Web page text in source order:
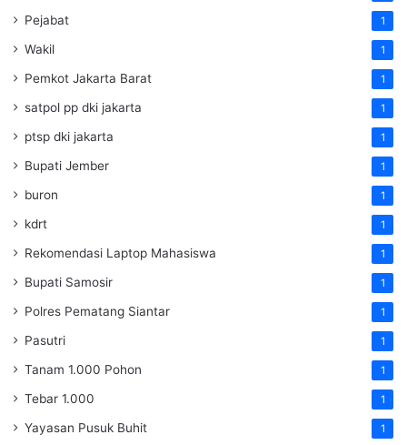
Pejabat 1
Wakil 1
Pemkot Jakarta Barat 1
satpol pp dki jakarta 1
ptsp dki jakarta 1
Bupati Jember 1
buron 1
kdrt 1
Rekomendasi Laptop Mahasiswa 1
Bupati Samosir 1
Polres Pematang Siantar 1
Pasutri 1
Tanam 1.000 Pohon 1
Tebar 1.000 1
Yayasan Pusuk Buhit 1